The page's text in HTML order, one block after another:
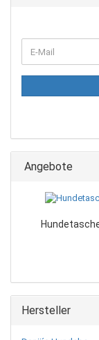
E-
Mail
Angebote
Hersteller